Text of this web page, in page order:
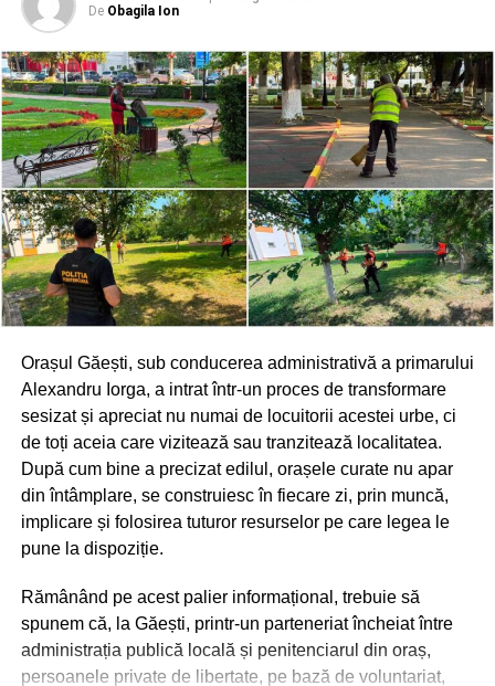
De Obagila Ion
Orașul Găești, sub conducerea administrativă a primarului
Alexandru Iorga, a intrat într-un proces de transformare
sesizat și apreciat nu numai de locuitorii acestei urbe, ci
de toți aceia care vizitează sau tranzitează localitatea.
După cum bine a precizat edilul, orașele curate nu apar
din întâmplare, se construiesc în fiecare zi, prin muncă,
implicare și folosirea tuturor resurselor pe care legea le
pune la dispoziție.
Rămânând pe acest palier informațional, trebuie să
spunem că, la Găești, printr-un parteneriat încheiat între
administrația publică locală și penitenciarul din oraș,
persoanele private de libertate, pe bază de voluntariat,